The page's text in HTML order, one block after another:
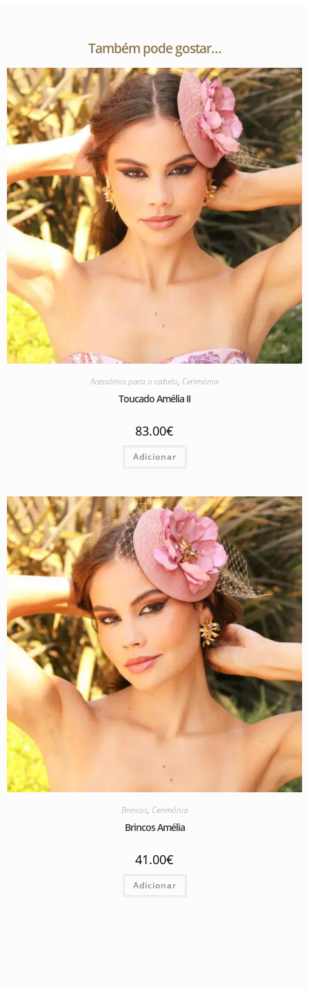
Também pode gostar…
Acessórios para o cabelo, Cerimónia
Toucado Amélia II
83.00€
Adicionar
Brincos, Cerimónia
Brincos Amélia
41.00€
Adicionar